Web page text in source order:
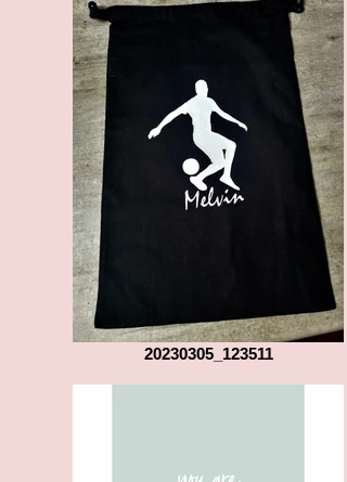
20230305_123511